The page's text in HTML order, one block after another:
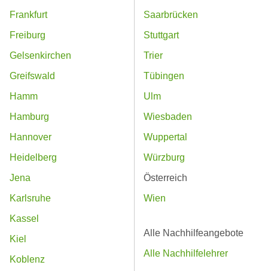
Frankfurt
Freiburg
Gelsenkirchen
Greifswald
Hamm
Hamburg
Hannover
Heidelberg
Jena
Karlsruhe
Kassel
Kiel
Koblenz
Saarbrücken
Stuttgart
Trier
Tübingen
Ulm
Wiesbaden
Wuppertal
Würzburg
Österreich
Wien
Alle Nachhilfeangebote
Alle Nachhilfelehrer